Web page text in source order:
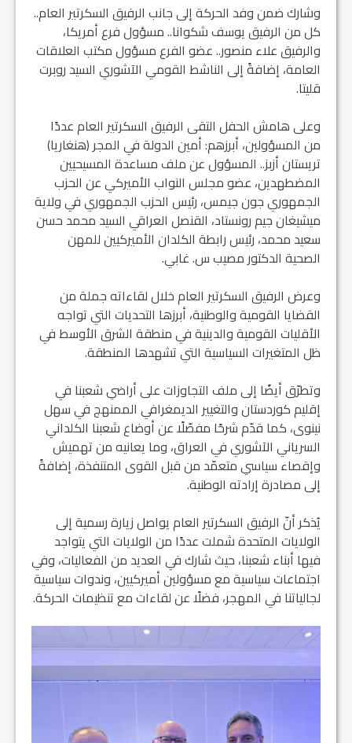
وشارك ضمن وفد الحركة إلى جانب الرفيق السكرتير العام..
كل من الرفيق يوسف شكوانا.. مسؤول فرع أمريكا،
والرفيق علاء منصور.. عضو الفرع مسؤول مكتب العلاقات
العامة، إضافةً إلى الناشط القومي الآشوري السيد روبرت
قليتا.
وعلى هامش الحفل التقى الرفيق السكرتير العام عددًا
من المسؤولين، أبرزهم: أمين الدولة في المجر (هنغاريا)
تريستان أزبز.. المسؤول عن ملف مساعدة المسيحيين
المضطهدين، عضو مجلس النواب الأميركي عن الحزب
الجمهوري جون جيمس، رئيس الحزب الجمهوري في ولاية
ميشيغان جيم رونستاد، القنصل العراقي السيد محمد حسن
سعيد محمد، رئيس رابطة الكلدان الأميركيين للمهن
الصحية الدكتور مصيب س. غابي.
وعرض الرفيق السكرتير العام خلال لقاءاته جملة من
القضايا القومية والوطنية، أبرزها التحديات التي تواجه
الأقليات القومية والدينية في منطقة الشرق الأوسط في
ظل المتغيرات السياسية التي تشهدها المنطقة.
وتطرّق أيضًا إلى ملف التجاوزات على أراضي شعبنا في
إقليم كوردستان والتغيير الديمغرافي الممنهج في سهل
نينوى، كما قدّم شرحًا مفصّلًا عن أوضاع شعبنا الكلداني
السرياني الآشوري في العراق، وما يعانيه من تهميش
وإقصاء سياسي متعمّد من قبل القوى المتنفذة، إضافةً
إلى مصادرة إرادته الوطنية.
يُذكر أنّ الرفيق السكرتير العام يواصل زيارة رسمية إلى
الولايات المتحدة شملت عددًا من الولايات التي يتواجد
فيها أبناء شعبنا، حيث شارك في العديد من الفعاليات، وفي
اجتماعات سياسية مع مسؤولين أميركيين، وندوات سياسية
لجالياتنا في المهجر، فضلًا عن لقاءات مع تنظيمات الحركة.